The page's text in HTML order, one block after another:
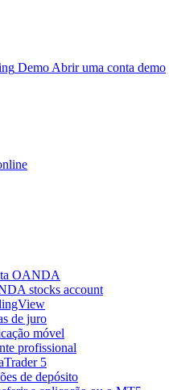
Demo Abrir uma conta demo
OANDA
stocks account
de juro
móvel
profissional
5
de depósito